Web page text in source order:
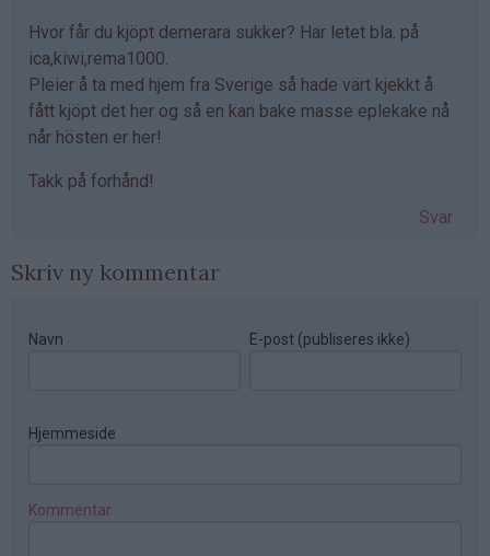
Hvor får du kjöpt demerara sukker? Har letet bla. på
ica,kiwi,rema1000.
Pleier å ta med hjem fra Sverige så hade värt kjekkt å
fått kjöpt det her og så en kan bake masse eplekake nå
når hösten er her!
Takk på forhånd!
Svar
Skriv ny kommentar
Navn E-post (publiseres ikke)
Hjemmeside
Kommentar